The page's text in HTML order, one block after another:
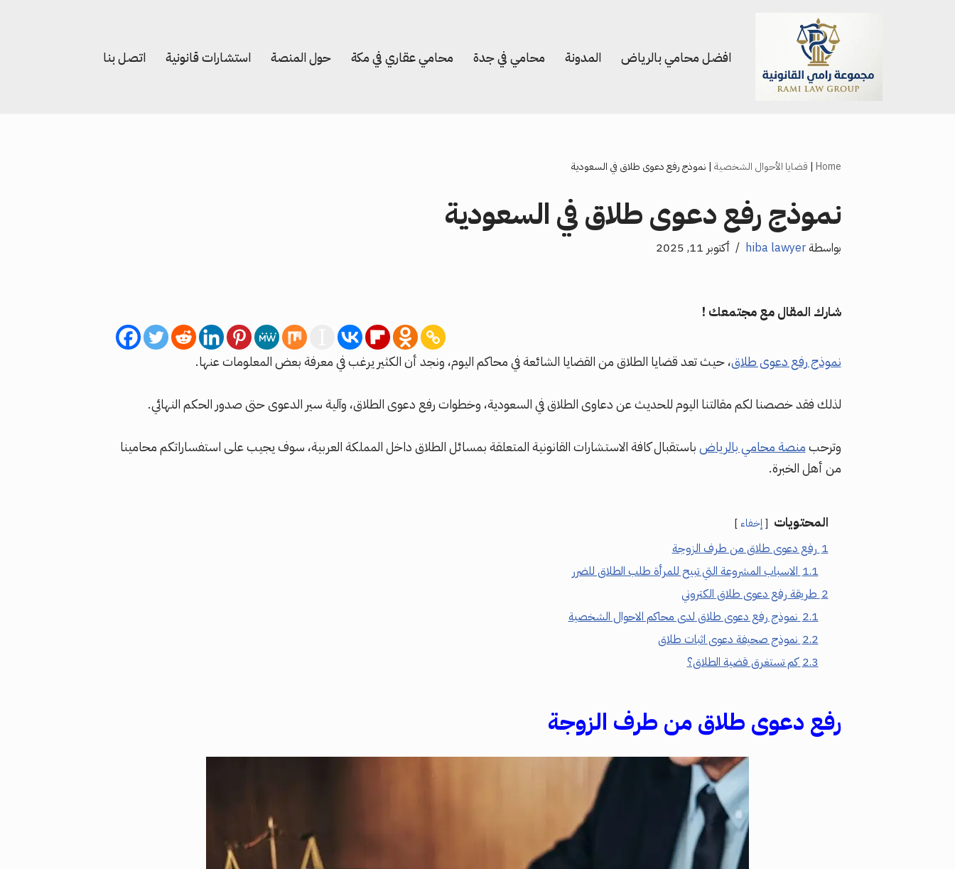
افضل محامي بالرياض المدونة محامي في جدة محامي عقاري في مكة حول المنصة استشارات قانونية اتصل بنا
Home
| قضايا الأحوال الشخصية | نموذج رفع دعوى طلاق في السعودية
نموذج رفع دعوى طلاق في السعودية
بواسطةhiba lawyer أكتوبر 11, 2025
شارك المقال مع مجتمعك !
نموذج رفع دعوى طلاق، حيث تعد قضايا الطلاق من القضايا الشائعة في محاكم اليوم، ونجد أن الكثير يرغب في معرفة بعض المعلومات عنها.
لذلك فقد خصصنا لكم مقالتنا اليوم للحديث عن دعاوى الطلاق في السعودية، وخطوات رفع دعوى الطلاق، وآلية سير الدعوى حتى صدور الحكم النهائي.
وترحبمنصة محامي بالرياضباستقبال كافة الاستشارات القانونية المتعلقة بمسائل الطلاق داخل المملكة العربية، سوف يجيب على استفساراتكم محامينا
من أهل الخبرة.
المحتويات إخفاء
1 رفع دعوى طلاق من طرف الزوجة
1.1 الاسباب المشروعة التي تبيح للمرأة طلب الطلاق للضرر
2 طريقة رفع دعوى طلاق الكتروني
2.1 نموذج رفع دعوى طلاق لدى محاكم الاحوال الشخصية
2.2 نموذج صحيفة دعوى اثبات طلاق
2.3 كم تستغرق قضية الطلاق؟
رفع دعوى طلاق من طرف الزوجة